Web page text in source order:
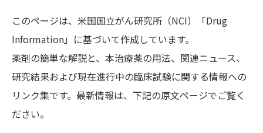
このページは、米国国立がん研究所（NCI）「Drug
Information」に基づいて作成しています。
薬剤の簡単な解説と、本治療薬の用法、関連ニュース、
研究結果および現在進行中の臨床試験に関する情報への
リンク集です。最新情報は、下記の原文ページでご覧く
ださい。